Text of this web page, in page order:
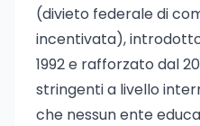
(divieto federale di
incentivata),
1992 e rafforzato dal
stringenti a livello
che nessun ente